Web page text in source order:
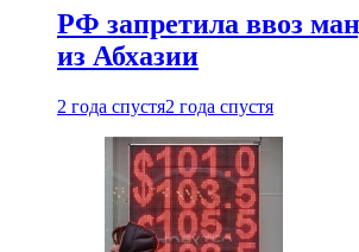
РФ запретила ввоз
из Абхазии
2 года спустя2 года спустя